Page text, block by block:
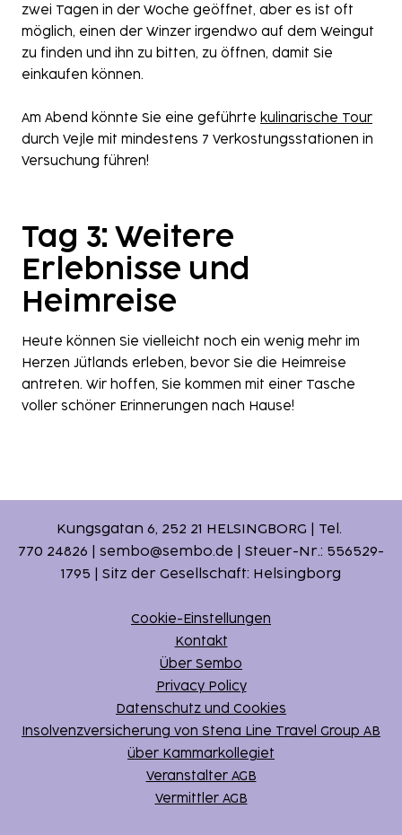
zwei Tagen in der Woche geöffnet, aber es ist oft
möglich, einen der Winzer irgendwo auf dem Weingut
zu finden und ihn zu bitten, zu öffnen, damit Sie
einkaufen können.
Am Abend könnte Sie eine geführte kulinarische Tour
durch Vejle mit mindestens 7 Verkostungsstationen in
Versuchung führen!
Tag 3: Weitere
Erlebnisse und
Heimreise
Heute können Sie vielleicht noch ein wenig mehr im
Herzen Jütlands erleben, bevor Sie die Heimreise
antreten. Wir hoffen, Sie kommen mit einer Tasche
voller schöner Erinnerungen nach Hause!
Kungsgatan 6, 252 21 HELSINGBORG | Tel.
770 24826 | sembo@sembo.de | Steuer-Nr.: 556529-
1795 | Sitz der Gesellschaft: Helsingborg
Cookie-Einstellungen
Kontakt
Über Sembo
Privacy Policy
Datenschutz und Cookies
Insolvenzversicherung von Stena Line Travel Group AB
über Kammarkollegiet
Veranstalter AGB
Vermittler AGB